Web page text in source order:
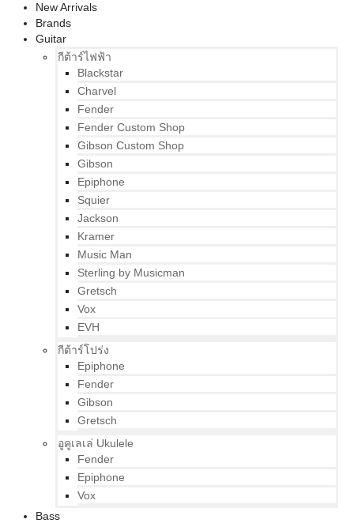
New Arrivals
Brands
Guitar
กีต้าร์ไฟฟ้า
Blackstar
Charvel
Fender
Fender Custom Shop
Gibson Custom Shop
Gibson
Epiphone
Squier
Jackson
Kramer
Music Man
Sterling by Musicman
Gretsch
Vox
EVH
กีต้าร์โปร่ง
Epiphone
Fender
Gibson
Gretsch
อูคูเลเล่ Ukulele
Fender
Epiphone
Vox
Bass